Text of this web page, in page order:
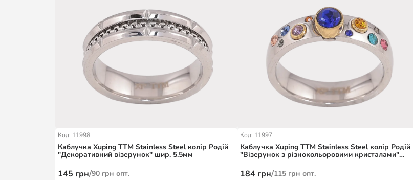
Код: 11998
Каблучка Xuping TTM Stainless Steel колір Родій
"Декоративний візерунок" шир. 5.5мм
145 грн/90грн опт.
Код: 11997
Каблучка Xuping TTM Stainless Steel колір Родій
"Візерунок з різнокольоровими кристалами"
184грн/115грн опт.